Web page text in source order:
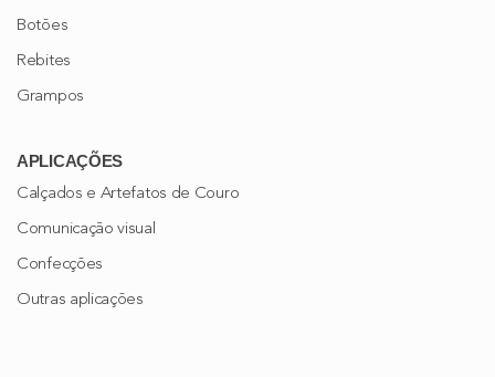
Botões
Rebites
Grampos
APLICAÇÕES
Calçados e Artefatos de Couro
Comunicação visual
Confecções
Outras aplicações